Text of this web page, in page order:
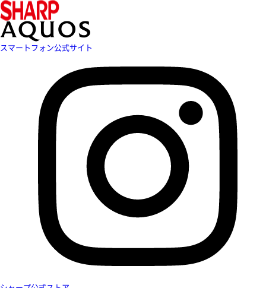
スマートフォン公式サイト